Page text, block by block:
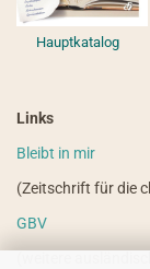
Hauptkatalog
Links
Bleibt in mir
(Zeitschrift für die
GBV